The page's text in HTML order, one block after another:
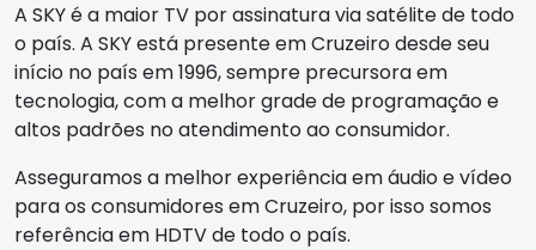
A SKY é a maior TV por assinatura via satélite de todo
o país. A SKY está presente em Cruzeiro desde seu
início no país em 1996, sempre precursora em
tecnologia, com a melhor grade de programação e
altos padrões no atendimento ao consumidor.
Asseguramos a melhor experiência em áudio e vídeo
para os consumidores em Cruzeiro, por isso somos
referência em HDTV de todo o país.